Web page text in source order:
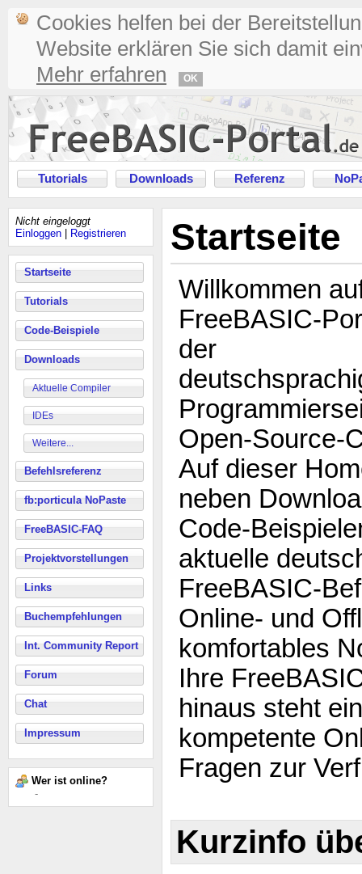
Cookies helfen bei der
Website erklären Sie sich damit
Mehr erfahren
OK
Tutorials Downloads Referenz
Nicht eingeloggt
Einloggen
Registrieren
Startseite
Tutorials
Code-Beispiele
Downloads
Aktuelle Compiler
IDEs
Weitere...
Befehlsreferenz
fb:porticula NoPaste
FreeBASIC-FAQ
Projektvorstellungen
Links
Buchempfehlungen
Int. Community Report
Forum
Chat
Impressum
Wer ist online?
-
Startseite
Willkommen
FreeBASIC-
der
Open-Source-
Auf dieser
neben
Code-
aktuelle
FreeBASIC-
Online- und
komfortables
Ihre
hinaus steht
kompetente
Fragen zur
Kurzinfo